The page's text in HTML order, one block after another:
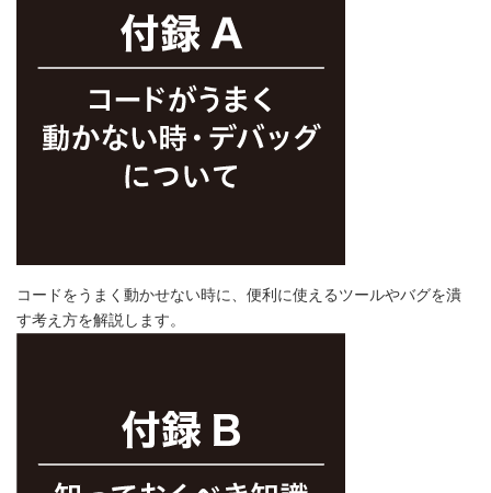
コードをうまく動かせない時に、便利に使えるツールやバグを潰
す考え方を解説します。